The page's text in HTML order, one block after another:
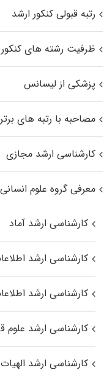
رتبه قبولی کنکور ارشد
ظرفیت رشته های
پزشکی از لیسانس
مصاحبه با رتبه های برتر
کارشناسی ارشد مجازی
معرفی گروه علوم
کارشناسی ارشد آماد
کارشناسی ارشد
کارشناسی ارشد
کارشناسی ارشد
کارشناسی ارشد